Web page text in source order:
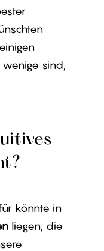
sind,
könnte in
liegen, die